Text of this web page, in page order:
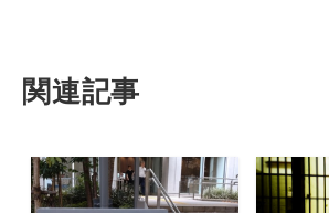
関連記事